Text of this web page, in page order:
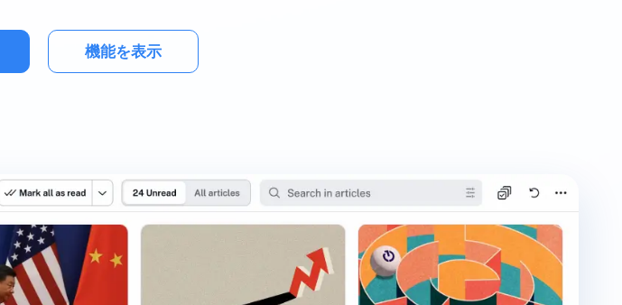
機能を表示